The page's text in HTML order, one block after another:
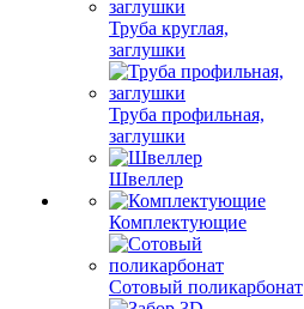
Труба круглая,
заглушки
Труба профильная,
заглушки
Швеллер
Комплектующие
Сотовый поликарбонат